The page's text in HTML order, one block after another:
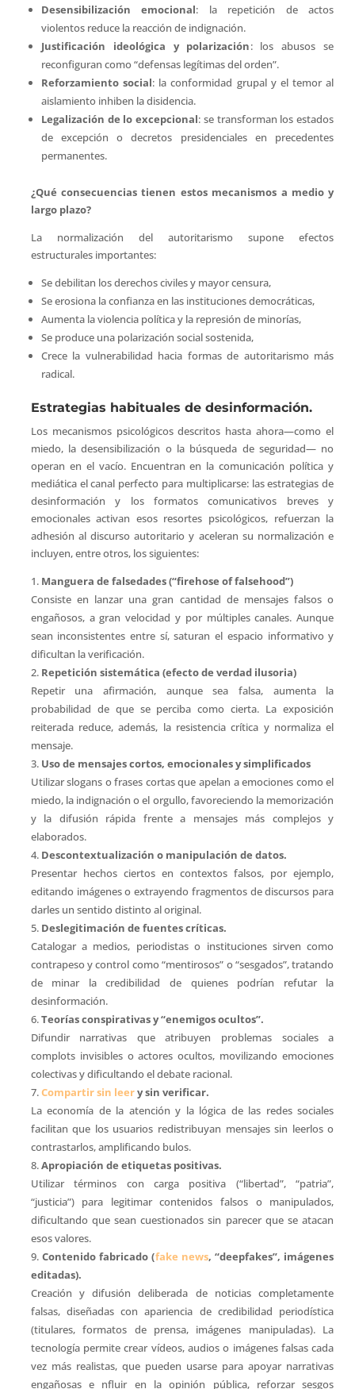
Desensibilización emocional: la repetición de actos
violentos reduce la reacción de indignación.
Justificación ideológica y polarización: los abusos se
reconfiguran como “defensas legítimas del orden”.
Reforzamiento social: la conformidad grupal y el temor al
aislamiento inhiben la disidencia.
Legalización de lo excepcional: se transforman los estados
de excepción o decretos presidenciales en precedentes
permanentes.
¿Qué consecuencias tienen estos mecanismos a medio y
largo plazo?
La normalización del autoritarismo supone efectos
estructurales importantes:
Se debilitan los derechos civiles y mayor censura,
Se erosiona la confianza en las instituciones democráticas,
Aumenta la violencia política y la represión de minorías,
Se produce una polarización social sostenida,
Crece la vulnerabilidad hacia formas de autoritarismo más
radical.
Estrategias habituales de desinformación.
Los mecanismos psicológicos descritos hasta ahora—como el
miedo, la desensibilización o la búsqueda de seguridad— no
operan en el vacío. Encuentran en la comunicación política y
mediática el canal perfecto para multiplicarse: las estrategias de
desinformación y los formatos comunicativos breves y
emocionales activan esos resortes psicológicos, refuerzan la
adhesión al discurso autoritario y aceleran su normalización e
incluyen, entre otros, los siguientes:
Manguera de falsedades (“firehose of falsehood”)
Consiste en lanzar una gran cantidad de mensajes falsos o
engañosos, a gran velocidad y por múltiples canales. Aunque
sean inconsistentes entre sí, saturan el espacio informativo y
dificultan la verificación.
Repetición sistemática (efecto de verdad ilusoria)
Repetir una afirmación, aunque sea falsa, aumenta la
probabilidad de que se perciba como cierta. La exposición
reiterada reduce, además, la resistencia crítica y normaliza el
mensaje.
Uso de mensajes cortos, emocionales y simplificados
Utilizar slogans o frases cortas que apelan a emociones como el
miedo, la indignación o el orgullo, favoreciendo la memorización
y la difusión rápida frente a mensajes más complejos y
elaborados.
Descontextualización o manipulación de datos.
Presentar hechos ciertos en contextos falsos, por ejemplo,
editando imágenes o extrayendo fragmentos de discursos para
darles un sentido distinto al original.
Deslegitimación de fuentes críticas.
Catalogar a medios, periodistas o instituciones sirven como
contrapeso y control como “mentirosos” o “sesgados”, tratando
de minar la credibilidad de quienes podrían refutar la
desinformación.
Teorías conspirativas y “enemigos ocultos”.
Difundir narrativas que atribuyen problemas sociales a
complots invisibles o actores ocultos, movilizando emociones
colectivas y dificultando el debate racional.
Compartir sin leery sin verificar.
La economía de la atención y la lógica de las redes sociales
facilitan que los usuarios redistribuyan mensajes sin leerlos o
contrastarlos, amplificando bulos.
Apropiación de etiquetas positivas.
Utilizar términos con carga positiva (“libertad”, “patria”,
“justicia”) para legitimar contenidos falsos o manipulados,
dificultando que sean cuestionados sin parecer que se atacan
esos valores.
Contenido fabricado (fake news, “deepfakes”, imágenes
editadas).
Creación y difusión deliberada de noticias completamente
falsas, diseñadas con apariencia de credibilidad periodística
(titulares, formatos de prensa, imágenes manipuladas). La
tecnología permite crear vídeos, audios o imágenes falsas cada
vez más realistas, que pueden usarse para apoyar narrativas
engañosas e nfluir en la opinión pública, reforzar sesgos